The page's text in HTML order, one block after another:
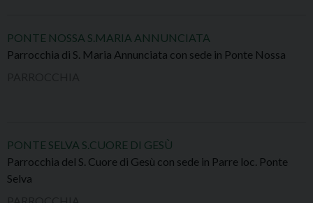
PONTE NOSSA S.MARIA ANNUNCIATA
Parrocchia di S. Maria Annunciata con sede in Ponte Nossa
PONTE SELVA S.CUORE DI GESÙ
Parrocchia del S. Cuore di Gesù con sede in Parre loc. Ponte
Selva